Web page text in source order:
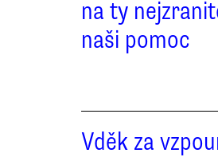
na ty
naši pomoc
Vděk za